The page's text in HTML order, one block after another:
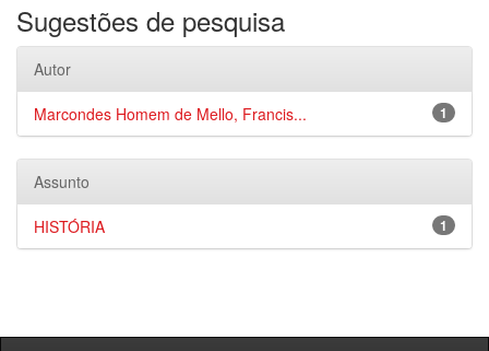
Sugestões de pesquisa
Autor
1
Marcondes Homem de Mello, Francis...
Assunto
1
HISTÓRIA